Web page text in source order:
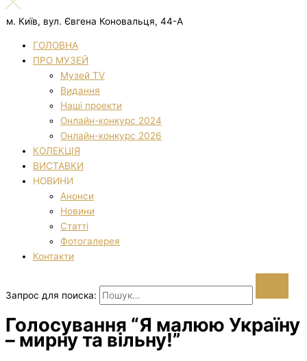
м. Київ, вул. Євгена Коновальця, 44-А
ГОЛОВНА
ПРО МУЗЕЙ
Музей TV
Видання
Наші проекти
Онлайн-конкурс 2024
Онлайн-конкурс 2026
КОЛЕКЦІЯ
ВИСТАВКИ
НОВИНИ
Анонси
Новини
Статті
Фотогалерея
Контакти
Запрос для поиска:
Голосування “Я малюю Україну
– мирну та вільну!”